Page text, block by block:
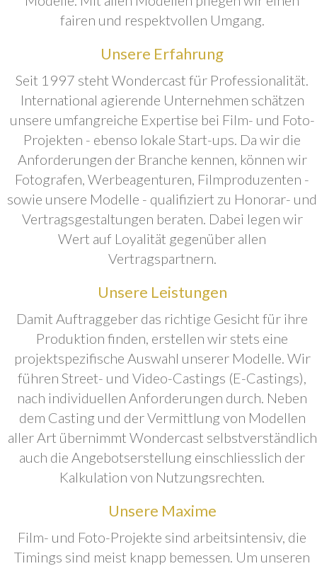
fairen und respektvollen Umgang.
Unsere Erfahrung
Seit 1997 steht Wondercast für Professionalität.
International agierende Unternehmen schätzen
unsere umfangreiche Expertise bei Film- und Foto-
Projekten - ebenso lokale Start-ups. Da wir die
Anforderungen der Branche kennen, können wir
Fotografen, Werbeagenturen, Filmproduzenten -
sowie unsere Modelle - qualifiziert zu Honorar- und
Vertragsgestaltungen beraten. Dabei legen wir
Wert auf Loyalität gegenüber allen
Vertragspartnern.
Unsere Leistungen
Damit Auftraggeber das richtige Gesicht für ihre
Produktion finden, erstellen wir stets eine
projektspezifische Auswahl unserer Modelle. Wir
führen Street- und Video-Castings (E-Castings),
nach individuellen Anforderungen durch. Neben
dem Casting und der Vermittlung von Modellen
aller Art übernimmt Wondercast selbstverständlich
auch die Angebotserstellung einschliesslich der
Kalkulation von Nutzungsrechten.
Unsere Maxime
Film- und Foto-Projekte sind arbeitsintensiv, die
Timings sind meist knapp bemessen. Um unseren